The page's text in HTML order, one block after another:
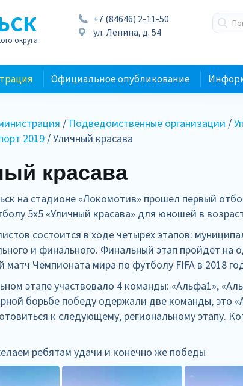
округа
+7 (84646) 2-11-50
ул. Ленина, д. 54
Официальное опубликование
/ Подведомственные организации /
2019 / Уличный красава
красава
на стадионе «Локомотив» прошел первый
5х5 «Уличный красава» для юношей в
состоится в ходе четырех этапов:
и финального. Финальный этап пройдет на
матч Чемпионата мира по футболу FIFA в 2018
этапе участвовало 4 команды: «Альфа1»,
борьбе победу одержали две команды, это
к следующему, региональному этапу.
ребятам удачи и конечно же победы